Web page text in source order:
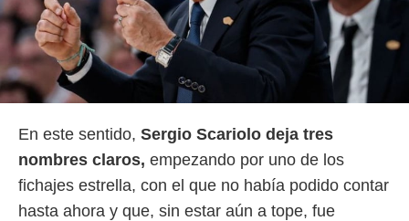
utilizar
crear un
uso de
contenido
medir el
el
En este sentido, Sergio Scariolo deja tres
nombres claros, empezando por uno de los
fichajes estrella, con el que no había podido contar
hasta ahora y que, sin estar aún a tope, fue